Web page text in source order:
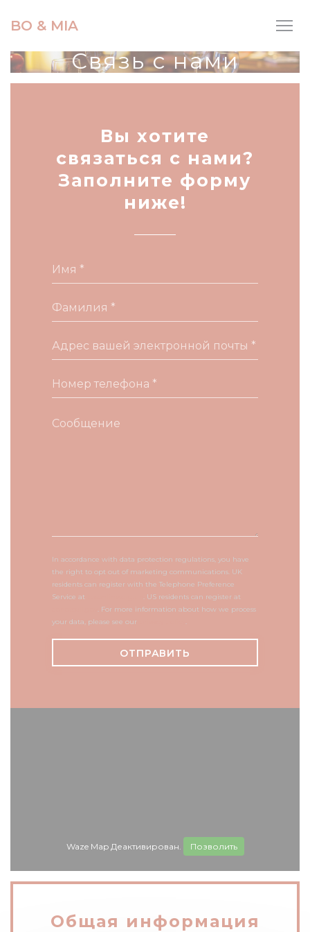
BO & MIA
Связь с нами
Вы хотите
связаться с нами?
Заполните форму
ниже!
In accordance with data protection regulations, you have
the right to opt out of marketing communications. UK
residents can register with the Telephone Preference
Service at
. US residents can register at
. For more information about how we process
your data, please see our
Waze Map Деактивирован. Позволить
Общая информация